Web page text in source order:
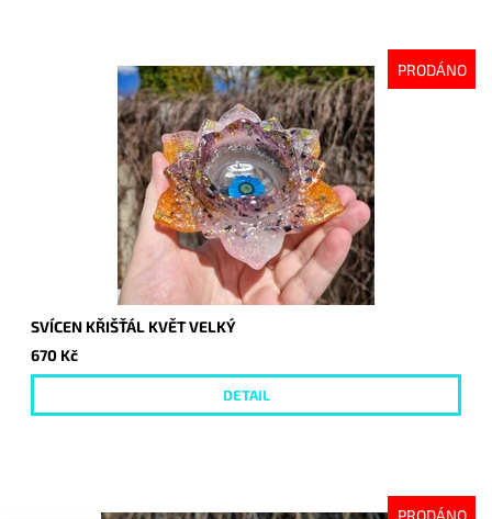
PRODÁNO
SVÍCEN KŘIŠŤÁL KVĚT VELKÝ
670 Kč
DETAIL